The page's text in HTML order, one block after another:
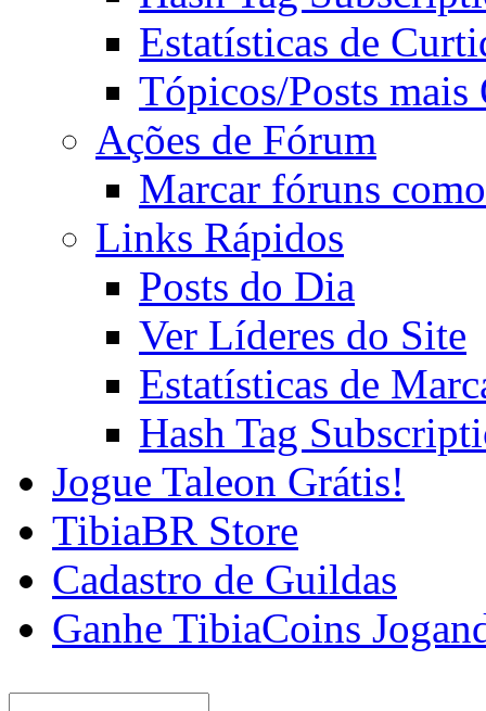
Estatísticas de
Tópicos/Posts mais
Ações de Fórum
Marcar fóruns
Links Rápidos
Posts do Dia
Ver Líderes do Site
Estatísticas de
Hash Tag
Jogue Taleon Grátis!
TibiaBR Store
Cadastro de Guildas
Ganhe TibiaCoins